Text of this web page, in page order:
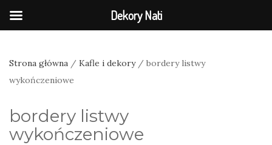
Strona główna / Kafle i dekory/ bordery listwy
wykończeniowe
bordery listwy
wykończeniowe
Dekory Nati